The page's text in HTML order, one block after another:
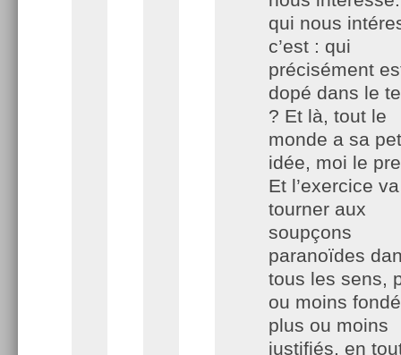
qui nous
c’est : qui
précisément
dopé dans le
? Et là, tout le
monde a sa
idée, moi le
Et l’exercice
tourner aux
soupçons
paranoïdes
tous les sens,
ou moins
plus ou moins
justifiés, en